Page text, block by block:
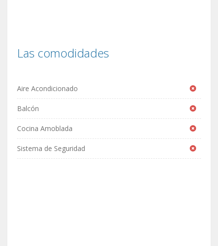
Las comodidades
Aire Acondicionado
Balcón
Cocina Amoblada
Sistema de Seguridad